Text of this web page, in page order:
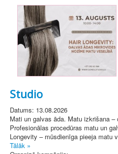
Studio
Datums: 13.08.2026
Mati un galvas āda. Matu izkrišana –
Profesionālas procedūras matu un
Longevity – mūsdienīga pieeja matu
Tālāk »